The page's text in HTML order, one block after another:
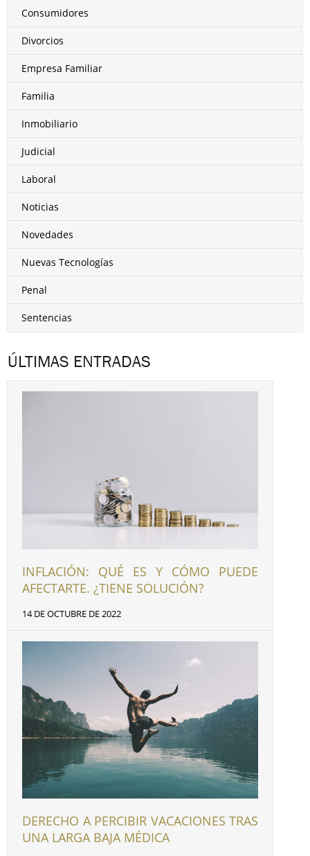
Consumidores
Divorcios
Empresa Familiar
Familia
Inmobiliario
Judicial
Laboral
Noticias
Novedades
Nuevas Tecnologías
Penal
Sentencias
ÚLTIMAS ENTRADAS
INFLACIÓN: QUÉ ES Y CÓMO PUEDE
AFECTARTE. ¿TIENE SOLUCIÓN?
14 DE OCTUBRE DE 2022
DERECHO A PERCIBIR VACACIONES TRAS
UNA LARGA BAJA MÉDICA